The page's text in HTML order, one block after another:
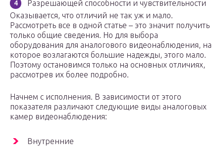
Разрешающей способности и чувствительности
Оказывается, что отличий не так уж и мало.
Рассмотреть все в одной статье – это значит получить
только общие сведения. Но для выбора
оборудования для аналогового видеонаблюдения, на
которое возлагаются большие надежды, этого мало.
Поэтому остановимся только на основных отличиях,
рассмотрев их более подробно.
Начнем с исполнения. В зависимости от этого
показателя различают следующие виды аналоговых
камер видеонаблюдения:
Внутренние